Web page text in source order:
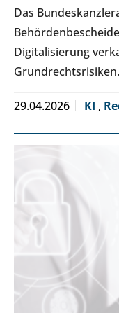
Das
Digitalisierung
Grundrechtsrisiken.
29.04.2026 KI ,